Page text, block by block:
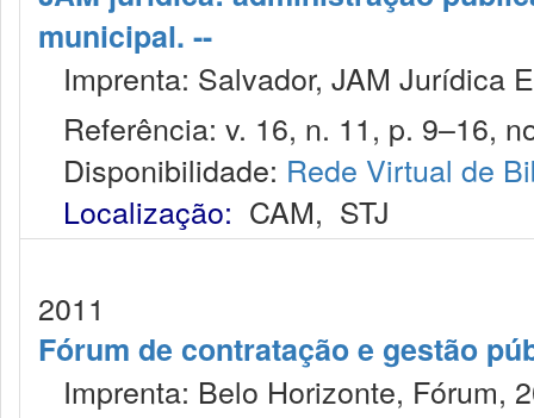
municipal. --
Imprenta: Salvador, JAM Jurídica
Referência: v. 16, n. 11, p. 9–16,
Disponibilidade: Rede Virtual de
Localização: CAM, STJ
2011
Fórum de contratação e gestão
Imprenta: Belo Horizonte, Fórum,